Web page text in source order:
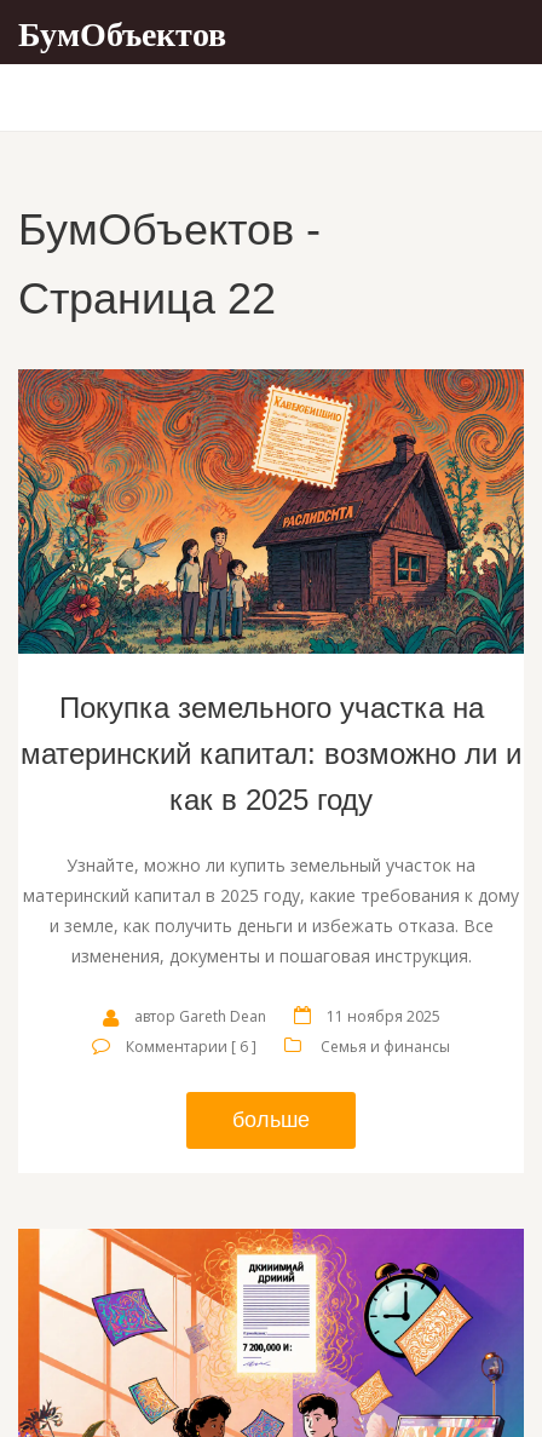
БумОбъектов
БумОбъектов -
Страница 22
Покупка земельного участка на
материнский капитал: возможно ли и
как в 2025 году
Узнайте, можно ли купить земельный участок на
материнский капитал в 2025 году, какие требования к дому
и земле, как получить деньги и избежать отказа. Все
изменения, документы и пошаговая инструкция.
автор Gareth Dean
11 ноября 2025
Комментарии [ 6 ]
Семья и финансы
больше